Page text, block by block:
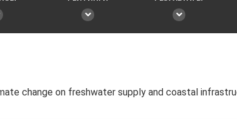
change on freshwater supply and coastal